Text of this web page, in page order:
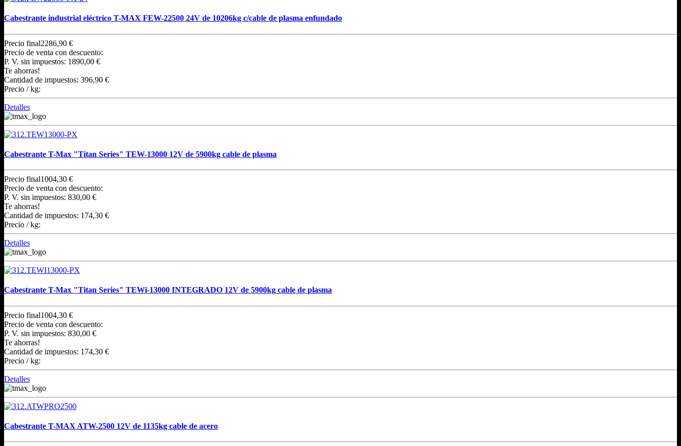
Cabestrante industrial eléctrico T-MAX FEW-22500 24V de 10206kg c/cable de plasma enfundado
Precio final2286,90 €
Precio de venta con descuento:
P. V. sin impuestos: 1890,00 €
Te ahorras!
Cantidad de impuestos: 396,90 €
Precio / kg:
Detalles
Cabestrante T-Max "Titan Series" TEW-13000 12V de 5900kg cable de plasma
Precio final1004,30 €
Precio de venta con descuento:
P. V. sin impuestos: 830,00 €
Te ahorras!
Cantidad de impuestos: 174,30 €
Precio / kg:
Detalles
Cabestrante T-Max "Titan Series" TEWi-13000 INTEGRADO 12V de 5900kg cable de plasma
Precio final1004,30 €
Precio de venta con descuento:
P. V. sin impuestos: 830,00 €
Te ahorras!
Cantidad de impuestos: 174,30 €
Precio / kg:
Detalles
Cabestrante T-MAX ATW-2500 12V de 1135kg cable de acero